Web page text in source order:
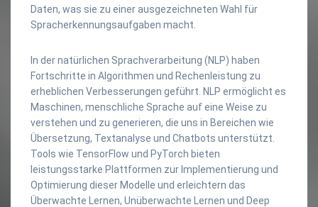
Daten, was sie zu einer ausgezeichneten Wahl für
Spracherkennungsaufgaben macht.
In der natürlichen Sprachverarbeitung (NLP) haben
Fortschritte in Algorithmen und Rechenleistung zu
erheblichen Verbesserungen geführt. NLP ermöglicht es
Maschinen, menschliche Sprache auf eine Weise zu
verstehen und zu generieren, die uns in Bereichen wie
Übersetzung, Textanalyse und Chatbots unterstützt.
Tools wie TensorFlow und PyTorch bieten
leistungsstarke Plattformen zur Implementierung und
Optimierung dieser Modelle und erleichtern das
Überwachte Lernen, Unüberwachte Lernen und Deep